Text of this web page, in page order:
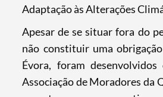
Adaptação às Alterações
Apesar de se situar fora do
não constituir uma
Évora, foram
Associação de Moradores da